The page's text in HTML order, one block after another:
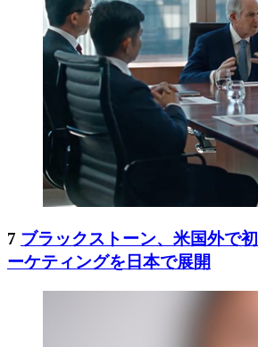
7 ブラックストーン、米国外で
ーケティングを日本で展開